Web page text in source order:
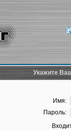
Укажите
Имя:
Пароль: